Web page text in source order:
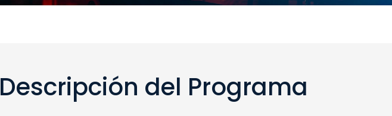
Descripción del Programa